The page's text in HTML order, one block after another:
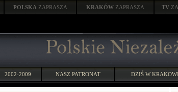
POLSKA ZAPRASZA KRAKÓW ZAPRASZA TV
2002-2009 NASZ PATRONAT DZIŚ W